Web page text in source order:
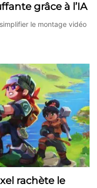
grâce à l’IA
le montage vidéo
rachète le